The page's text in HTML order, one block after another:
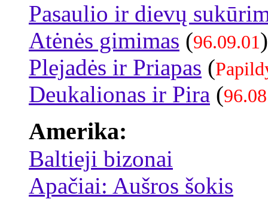
Pasaulio ir dievų
Atėnės gimimas (96.09.01
Plejadės ir Priapas (
Deukalionas ir Pira (
Amerika:
Baltieji bizonai
Apačiai: Aušros šokis